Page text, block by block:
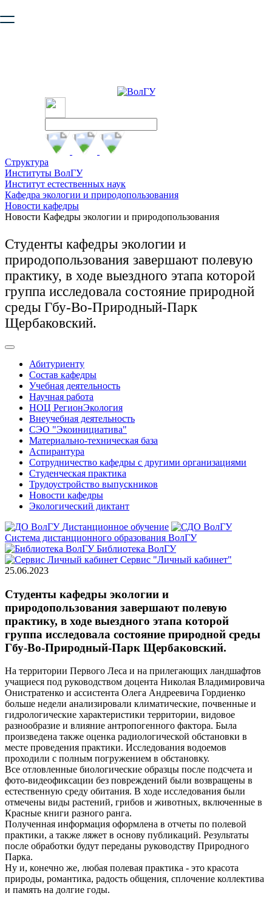
безопасную работу с сайтом. Пожалуйста
Структура
Институты ВолГУ
Институт естественных наук
Кафедра экологии и природопользования
Новости кафедры
Новости Кафедры экологии и природопользования
Студенты кафедры экологии и
природопользования завершают полевую
практику, в ходе выездного этапа которой
группа исследовала состояние природной
среды Гбу-Во-Природный-Парк
Щербаковский.
Абитуриенту
Состав кафедры
Учебная деятельность
Научная работа
НОЦ РегионЭкология
Внеучебная деятельность
СЭО "Экоинициатива"
Материально-техническая база
Аспирантура
Сотрудничество кафедры с другими организациями
Студенческая практика
Трудоустройство выпускников
Новости кафедры
Экологический диктант
Дистанционное обучение
Система дистанционного образования ВолГУ
Библиотека ВолГУ
Сервис "Личный кабинет"
25.06.2023
Студенты кафедры экологии и
природопользования завершают полевую
практику, в ходе выездного этапа которой
группа исследовала состояние природной среды
Гбу-Во-Природный-Парк Щербаковский.
На территории Первого Леса и на прилегающих ландшафтов
учащиеся под руководством доцента Николая Владимировича
Онистратенко и ассистента Олега Андреевича Гордиенко
больше недели анализировали климатические, почвенные и
гидрологические характеристики территории, видовое
разнообразие и влияние антропогенного фактора. Была
произведена также оценка радиологической обстановки в
месте проведения практики. Исследования водоемов
проходили с полным погружением в обстановку.
Все отловленные биологические образцы после подсчета и
фото-видеофиксации без повреждений были возвращены в
естественную среду обитания. В ходе исследования были
отмечены виды растений, грибов и животных, включенные в
Красные книги разного ранга.
Полученная информация оформлена в отчеты по полевой
практики, а также ляжет в основу публикаций. Результаты
после обработки будут переданы руководству Природного
Парка.
Ну и, конечно же, любая полевая практика - это красота
природы, романтика, радость общения, сплочение коллектива
и память на долгие годы.